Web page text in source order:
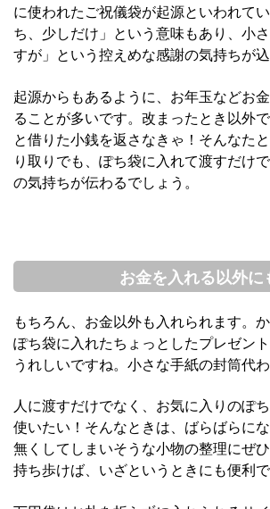
に使われたご祝儀袋が起源といわれて
ち、少しだけ」という意味もあり、小
すが」という控えめな感謝の気持ちが込
起源からもあるように、お年玉などお
ることが多いです。改まったとき以外
と借りた小銭を返さなきゃ！そんなた
り取りでも、ぽち袋に入れて渡すだけ
の気持ちが伝わるでしょう。
お金を入れる以外に
もちろん、お金以外も入れられます。
ぽち袋に入れたちょっとしたプレゼン
うれしいですね。小さな手紙の封筒代
人に渡すだけでなく、お気に入りのぽ
使いたい！そんなときは、ばらばらにな
無くしてしまいそうな小物の整理にぜ
持ち歩けば、いざというときにも便利で